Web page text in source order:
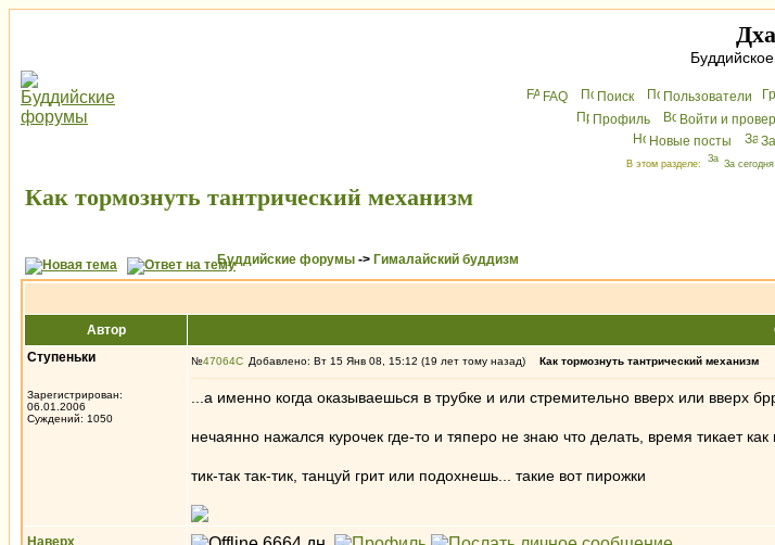
FAQ Поиск Пользователи
Профиль
Войти и
Новые посты
В этом разделе: За сегодня
Как тормознуть тантрический механизм
Буддийские форумы -> Гималайский буддизм
Автор
Ступеньки
Зарегистрирован:
06.01.2006
Суждений: 1050
№47064 Добавлено: Вт 15 Янв 08, 15:12 (19 лет тому назад) Как тормознуть тантрический механизм
...а именно когда оказываешься в трубке и или стремительно вверх или вверх
нечаянно нажался курочек где-то и тяперо не знаю что делать, время тикает как
тик-так так-тик, танцуй грит или подохнешь... такие вот пирожки
Наверх